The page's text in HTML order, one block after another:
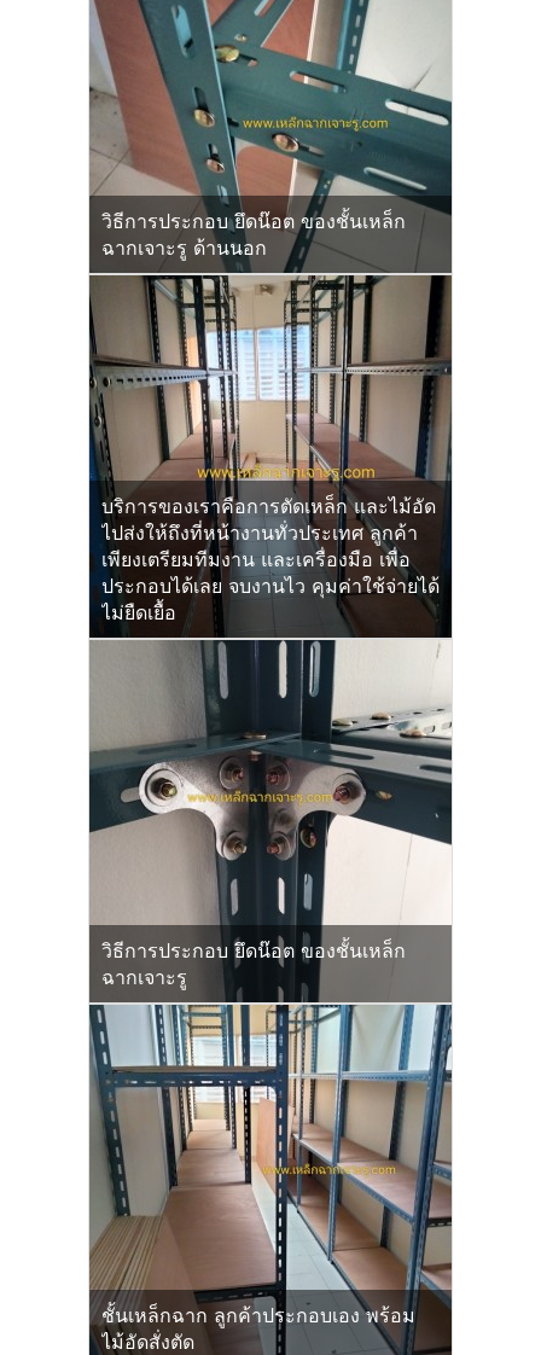
วิธีการประกอบ ยึดน๊อต ของชั้นเหล็ก
ฉากเจาะรู ด้านนอก
บริการของเราคือการตัดเหล็ก และไม้อัด
ไปส่งให้ถึงที่หน้างานทั่วประเทศ ลูกค้า
เพียงเตรียมทีมงาน และเครื่องมือ เพื่อ
ประกอบได้เลย จบงานไว คุมค่าใช้จ่ายได้
ไม่ยืดเยื้อ
วิธีการประกอบ ยึดน๊อต ของชั้นเหล็ก
ฉากเจาะรู
ชั้นเหล็กฉาก ลูกค้าประกอบเอง พร้อม
ไม้อัดสั่งตัด